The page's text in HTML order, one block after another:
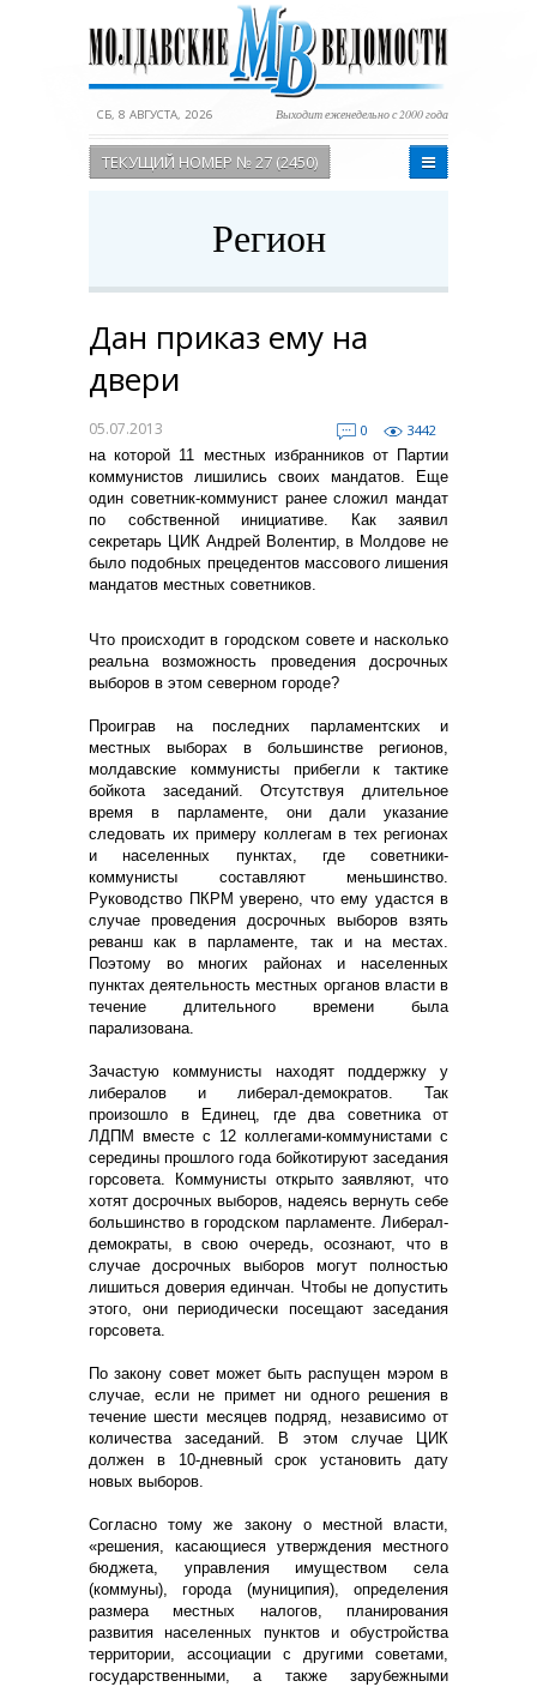
СБ, 8 АВГУСТА, 2026 Выходит еженедельно с 2000 года
ТЕКУЩИЙ НОМЕР № 27 (2450)
Регион
Дан приказ ему на
двери
05.07.2013 0
3442
на которой 11 местных избранников от Партии
коммунистов лишились своих мандатов. Еще
один советник-коммунист ранее сложил мандат
по собственной инициативе. Как заявил
секретарь ЦИК Андрей Волентир, в Молдове не
было подобных прецедентов массового лишения
мандатов местных советников.
Что происходит в городском совете и насколько
реальна возможность проведения досрочных
выборов в этом северном городе?
Проиграв на последних парламентских и
местных выборах в большинстве регионов,
молдавские коммунисты прибегли к тактике
бойкота заседаний. Отсутствуя длительное
время в парламенте, они дали указание
следовать их примеру коллегам в тех регионах
и населенных пунктах, где советники-
коммунисты составляют меньшинство.
Руководство ПКРМ уверено, что ему удастся в
случае проведения досрочных выборов взять
реванш как в парламенте, так и на местах.
Поэтому во многих районах и населенных
пунктах деятельность местных органов власти в
течение длительного времени была
парализована.
Зачастую коммунисты находят поддержку у
либералов и либерал-демократов. Так
произошло в Единец, где два советника от
ЛДПМ вместе с 12 коллегами-коммунистами с
середины прошлого года бойкотируют заседания
горсовета. Коммунисты открыто заявляют, что
хотят досрочных выборов, надеясь вернуть себе
большинство в городском парламенте. Либерал-
демократы, в свою очередь, осознают, что в
случае досрочных выборов могут полностью
лишиться доверия единчан. Чтобы не допустить
этого, они периодически посещают заседания
горсовета.
По закону совет может быть распущен мэром в
случае, если не примет ни одного решения в
течение шести месяцев подряд, независимо от
количества заседаний. В этом случае ЦИК
должен в 10-дневный срок установить дату
новых выборов.
Согласно тому же закону о местной власти,
«решения, касающиеся утверждения местного
бюджета, управления имуществом села
(коммуны), города (муниципия), определения
размера местных налогов, планирования
развития населенных пунктов и обустройства
территории, ассоциации с другими советами,
государственными, а также зарубежными